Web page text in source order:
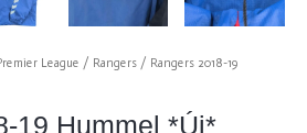
League / Rangers / Rangers 2018-19
19 Hummel *Új*